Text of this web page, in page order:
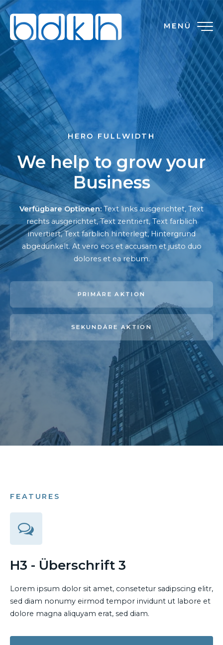
MENÜ
HERO FULLWIDTH
We help to grow your
Business
Verfügbare Optionen: Text links ausgerichtet, Text
rechts ausgerichtet, Text zentriert, Text farblich
invertiert, Text farblich hinterlegt, Hintergrund
abgedunkelt. At vero eos et accusam et justo duo
dolores et ea rebum.
PRIMÄRE AKTION
SEKUNDÄRE AKTION
FEATURES
H3 - Überschrift 3
Lorem ipsum dolor sit amet, consetetur sadipscing elitr,
sed diam nonumy eirmod tempor invidunt ut labore et
dolore magna aliquyam erat, sed diam.